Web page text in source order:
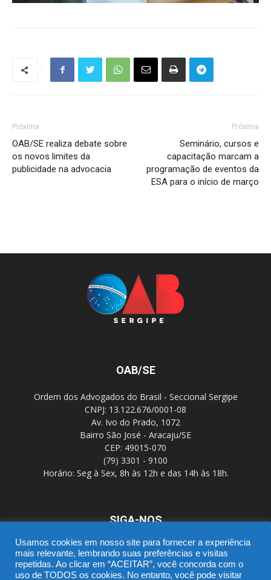
Próxima
OAB/SE realiza debate sobre
os novos limites da
publicidade na advocacia
Próxima
Seminário, cursos e
capacitação marcam a
programação de eventos da
ESA para o início de março
OAB/SE
Ordem dos Advogados do Brasil - Seccional Sergipe
CNPJ: 13.122.676/0001-08
Av. Ivo do Prado, 1072
Bairro São José - Aracaju/SE
CEP: 49015-070
(79) 3301 - 9100
Horário: Seg à Sex, 8h às 12h e das 14h às 18h.
SIGA-NOS
Usamos cookies em nosso site para fornecer a experiência
mais relevante, lembrando suas preferências e visitas
repetidas. Ao clicar em “ACEITAR”, você concorda com o
uso de TODOS os cookies. No entanto, você pode visitar